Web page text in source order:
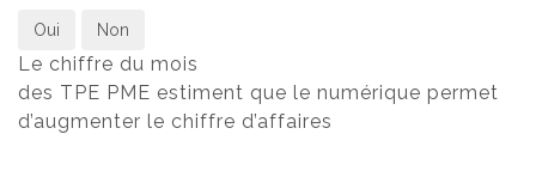
Oui Non
Le chiffre du mois
des TPE PME estiment que le numérique permet
d’augmenter le chiffre d’affaires